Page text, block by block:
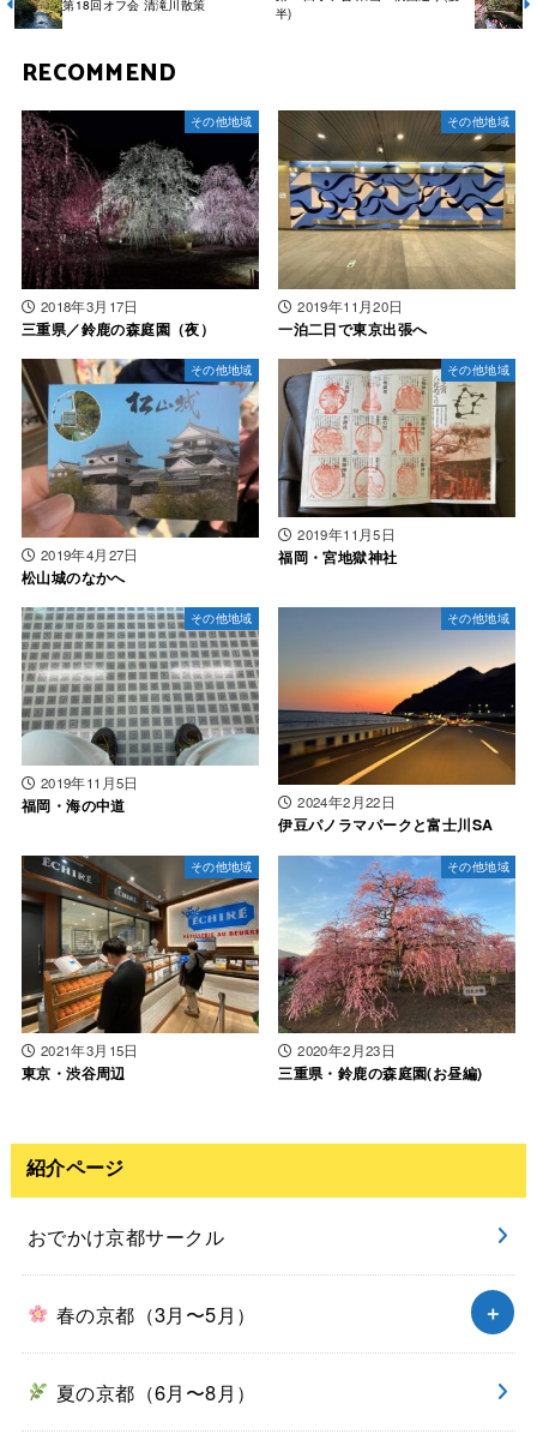
第18回オフ会 清滝川散策
半)
RECOMMEND
その他地域
2018年3月17日
三重県／鈴鹿の森庭園（夜）
その他地域
2019年11月20日
一泊二日で東京出張へ
その他地域
2019年4月27日
松山城のなかへ
その他地域
2019年11月5日
福岡・宮地獄神社
その他地域
2019年11月5日
福岡・海の中道
その他地域
2024年2月22日
伊豆パノラマパークと富士川SA
その他地域
2021年3月15日
東京・渋谷周辺
その他地域
2020年2月23日
三重県・鈴鹿の森庭園(お昼編)
紹介ページ
おでかけ京都サークル
春の京都（3月〜5月）
夏の京都（6月〜8月）